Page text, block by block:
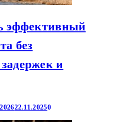
эффективный
без
и
22.11.20250